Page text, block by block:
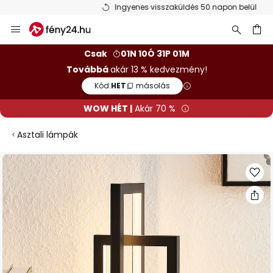
Ingyenes visszaküldés 50 napon belül
Ugrás
a
Csak
01N 10Ó 31P 01M
Továbbáakár 13 % kedvezmény!
Kód:HET másolás
WOW HÉT | Akár 70 %
Asztali lámpák
Ugrás
a
képgaléria
végére